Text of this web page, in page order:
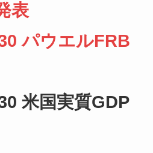
表
パウエルFRB
米国実質GDP